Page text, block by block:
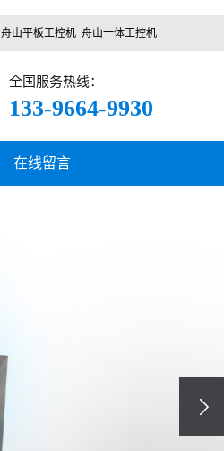
舟山平板工控机 舟山一体工控机
全国服务热线：
133-9664-9930
在线留言